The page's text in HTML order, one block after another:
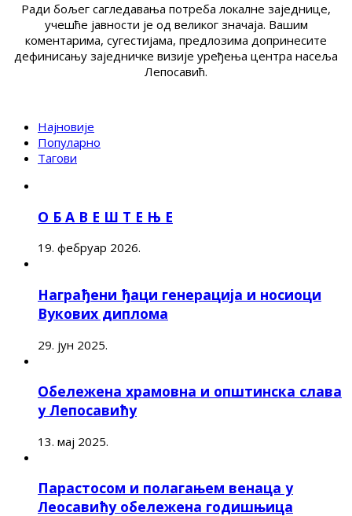
Ради бољег сагледавања потреба локалне заједнице,
учешће јавности је од великог значаја. Вашим
коментарима, сугестијама, предлозима допринесите
дефинисању заједничке визије уређења центра насеља
Лепосавић.
Најновије
Популарно
Тагови
О Б А В Е Ш Т Е Њ Е
19. фебруар 2026.
Награђени ђаци генерација и носиоци
Вукових диплома
29. јун 2025.
Обележена храмовна и општинска слава
у Лепосавићу
13. мај 2025.
Парастосом и полагањем венаца у
Леосавићу обележена годишњица